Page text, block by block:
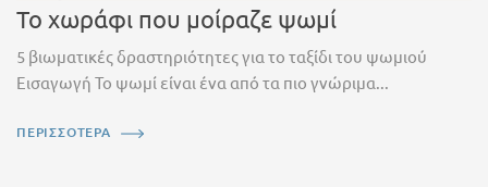
Το χωράφι που μοίραζε ψωμί
5 βιωματικές δραστηριότητες για το ταξίδι του ψωμιού
Εισαγωγή Το ψωμί είναι ένα από τα πιο γνώριμα...
ΠΕΡΙΣΣΟΤΕΡΑ